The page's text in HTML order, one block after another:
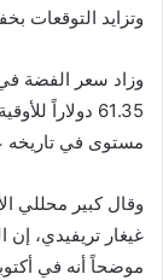
وتزايد التوقعات
61.35
مستوى في تاريخه عند 61.46
وقال كبير محللي
غيغار تريفيدي،
موضحاً أنه في